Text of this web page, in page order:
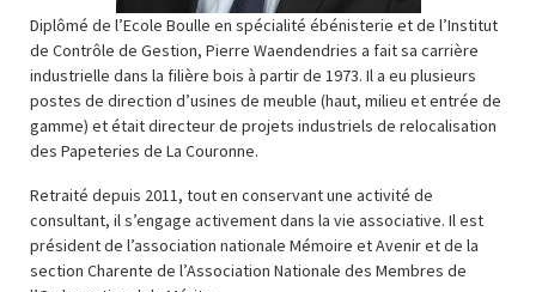
Diplômé de l’Ecole Boulle en spécialité ébénisterie et de l’Institut
de Contrôle de Gestion, Pierre Waendendries a fait sa carrière
industrielle dans la filière bois à partir de 1973. Il a eu plusieurs
postes de direction d’usines de meuble (haut, milieu et entrée de
gamme) et était directeur de projets industriels de relocalisation
des Papeteries de La Couronne.
Retraité depuis 2011, tout en conservant une activité de
consultant, il s’engage activement dans la vie associative. Il est
président de l’association nationale Mémoire et Avenir et de la
section Charente de l’Association Nationale des Membres de